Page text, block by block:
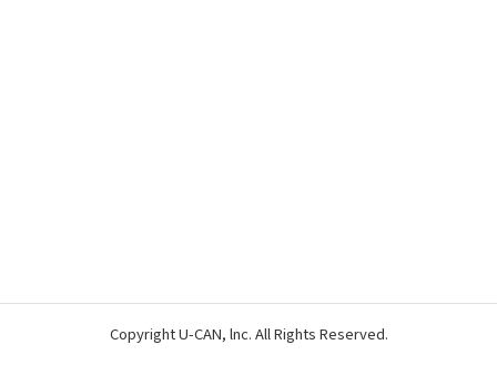
Copyright U-CAN, lnc. All Rights Reserved.